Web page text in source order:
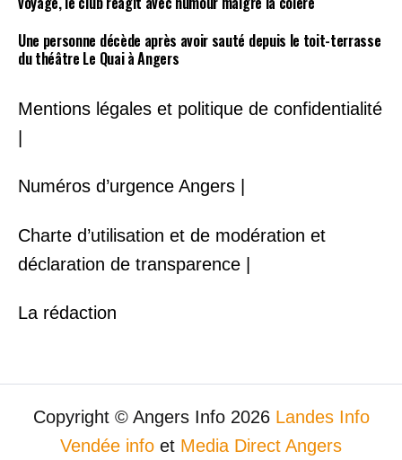
Une personne décède après avoir sauté depuis le toit-terrasse
du théâtre Le Quai à Angers
Mentions légales et politique de confidentialité
Numéros d’urgence Angers |
Charte d’utilisation et de modération et
déclaration de transparence |
La rédaction
Copyright © Angers Info 2026 Landes Info
Vendée info et Media Direct Angers